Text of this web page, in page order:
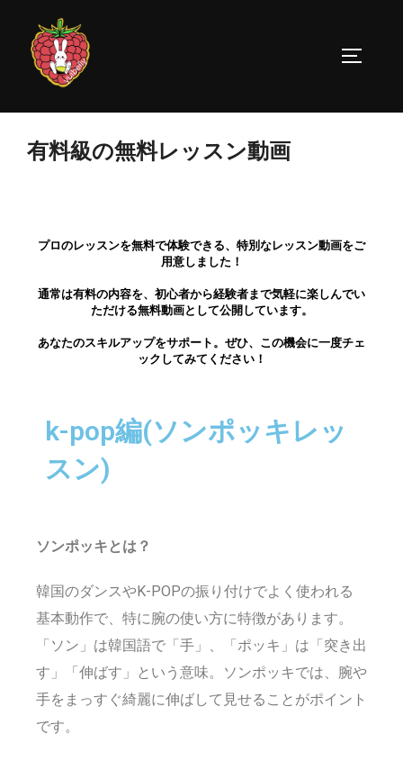
有料級の無料レッスン動画
プロのレッスンを無料で体験できる、特別なレッスン動画をご
用意しました！
通常は有料の内容を、初心者から経験者まで気軽に楽しんでい
ただける無料動画として公開しています。
あなたのスキルアップをサポート。ぜひ、この機会に一度チェ
ックしてみてください！
k-pop編(ソンポッキレッ
スン)
ソンポッキとは？
韓国のダンスやK-POPの振り付けでよく使われる
基本動作で、特に腕の使い方に特徴があります。
「ソン」は韓国語で「手」、「ポッキ」は「突き出
す」「伸ばす」という意味。ソンポッキでは、腕や
手をまっすぐ綺麗に伸ばして見せることがポイント
です。